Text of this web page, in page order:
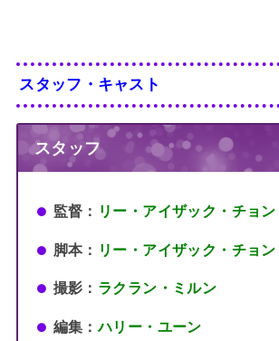
スタッフ・キャスト
スタッフ
監督： リー・アイザック・チョン
脚本： リー・アイザック・チョン
撮影： ラクラン・ミルン
編集：ハリー・ユーン